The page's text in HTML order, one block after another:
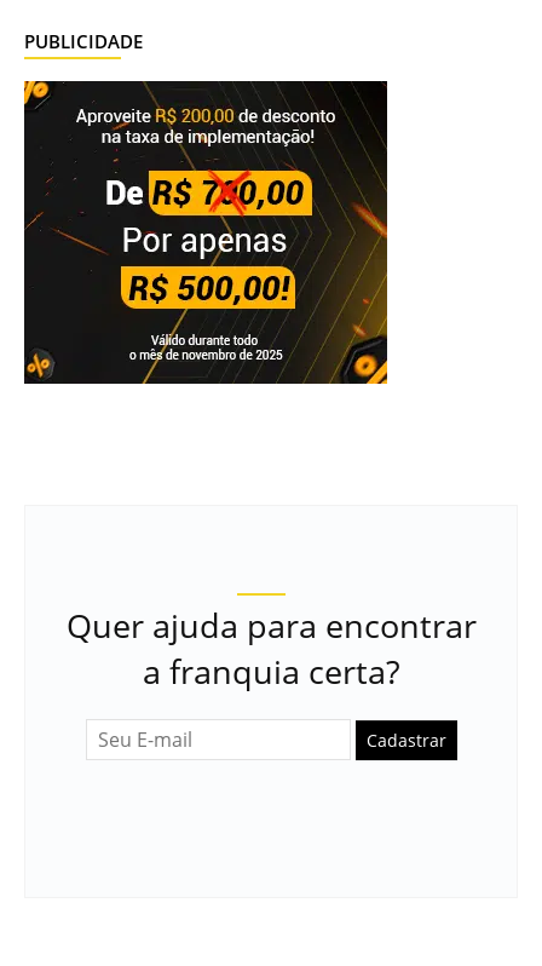
PUBLICIDADE
Quer ajuda para encontrar
a franquia certa?
Cadastrar